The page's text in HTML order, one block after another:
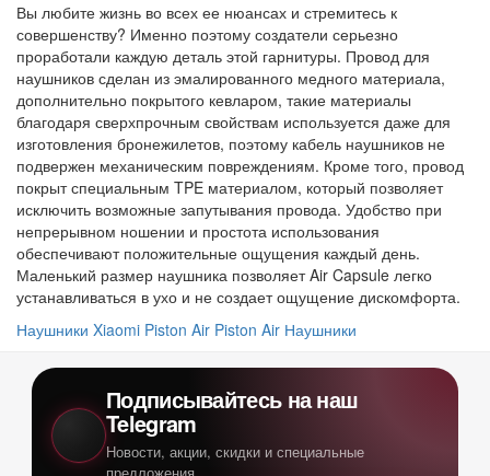
Вы любите жизнь во всех ее нюансах и стремитесь к
совершенству? Именно поэтому создатели серьезно
проработали каждую деталь этой гарнитуры. Провод для
наушников сделан из эмалированного медного материала,
дополнительно покрытого кевларом, такие материалы
благодаря сверхпрочным свойствам используется даже для
изготовления бронежилетов, поэтому кабель наушников не
подвержен механическим повреждениям. Кроме того, провод
покрыт специальным TPE материалом, который позволяет
исключить возможные запутывания провода. Удобство при
непрерывном ношении и простота использования
обеспечивают положительные ощущения каждый день.
Маленький размер наушника позволяет Air Capsule легко
устанавливаться в ухо и не создает ощущение дискомфорта.
Наушники Xiaomi Piston Air Piston Air Наушники
Подписывайтесь на наш
Telegram
Новости, акции, скидки и специальные